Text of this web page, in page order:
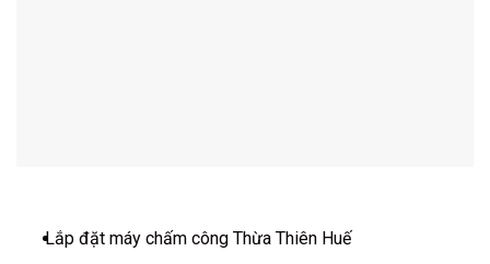
Lắp đặt máy chấm công Thừa Thiên Huế